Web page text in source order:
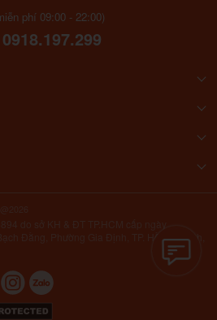
phí 09:00 - 22:00)
0918.197.299
Đằng, Phường Gia Định, TP. Hồ Chí Minh,